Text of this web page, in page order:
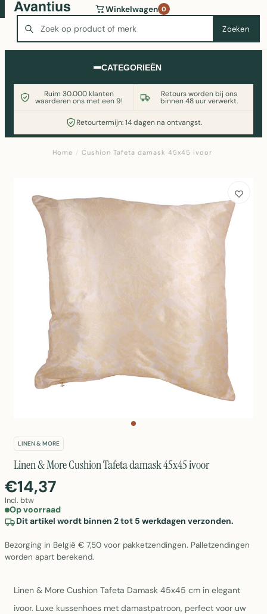
Zoeken
Winkelwagen 0
CATEGORIEËN
Ruim 30.000 klanten
waarderen ons met een 9!
Retours worden bij ons
binnen 48 uur verwerkt.
Retourtermijn: 14 dagen na ontvangst.
Wasmachine of koelkast nodig? Vergelijk alle prijzen op
Witgoedaanbod.nl
Home / Cushion Tafeta damask 45x45 ivoor
LINEN & MORE
Linen & More Cushion Tafeta damask 45x45 ivoor
€14,37
Incl. btw
Op voorraad
Dit artikel wordt binnen 2 tot 5 werkdagen verzonden.
Bezorging in België € 7,50 voor pakketzendingen. Palletzendingen
worden apart berekend.
Linen & More Cushion Tafeta Damask 45x45 cm in elegant
ivoor. Luxe kussenhoes met damastpatroon, perfect voor uw